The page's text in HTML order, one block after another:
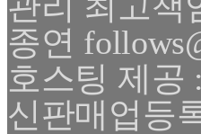
종연
호스팅 제공
신판매업등